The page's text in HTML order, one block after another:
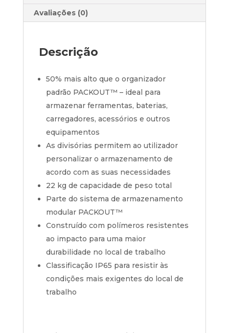
Avaliações (0)
Descrição
50% mais alto que o organizador
padrão PACKOUT™ – ideal para
armazenar ferramentas, baterias,
carregadores, acessórios e outros
equipamentos
As divisórias permitem ao utilizador
personalizar o armazenamento de
acordo com as suas necessidades
22 kg de capacidade de peso total
Parte do sistema de armazenamento
modular PACKOUT™
Construído com polímeros resistentes
ao impacto para uma maior
durabilidade no local de trabalho
Classificação IP65 para resistir às
condições mais exigentes do local de
trabalho